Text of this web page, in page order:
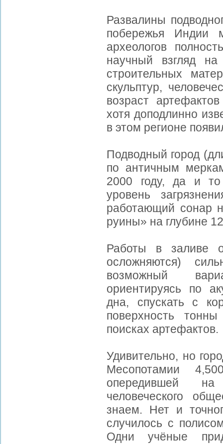
Развалины
побережья Индии
археологов
научный взгляд
строительных
скульптур,
возраст
хотя доподлинно
в этом регионе
Подводный город
по античным
2000 году, да и то
уровень
работающий сонар
руины» на глубине
Работы в заливе
осложняются)
возможный
ориентируясь по
дна, спускать с
поверхность
поисках артефактов.
Удивительно, но
Месопотамии
опередившей
человеческого
знаем. Нет и
случилось с
Одни учёные